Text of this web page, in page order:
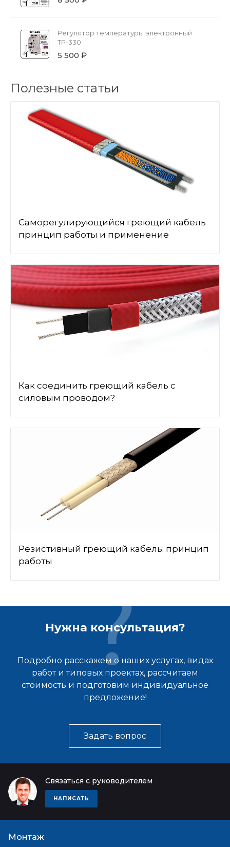
Регулятор температуры электронный
ТР-330
5 500 ₽
Полезные статьи
Саморегулирующийся греющий кабель
принцип работы и применение
Как соединить греющий кабель с
силовым проводом?
Резистивный греющий кабель: принцип
работы
Нужна консультация?
Подробно расскажем о наших услугах, видах
работ и типовых проектах, рассчитаем
стоимость и подготовим индивидуальное
предложение!
Задать вопрос
Связаться с руководителем
НАПИСАТЬ
Монтаж